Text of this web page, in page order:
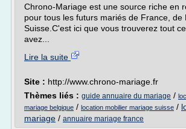
Chrono-Mariage est une source riche en
pour tous les futurs mariés de France, de
Suisse.C'est ici que vous trouverez tout
avez...
Lire la suite
Site : http://www.chrono-mariage.fr
Thèmes liés : guide annuaire du mariage /
mariage belgique / location mobilier mariage suisse /
mariage / annuaire mariage france